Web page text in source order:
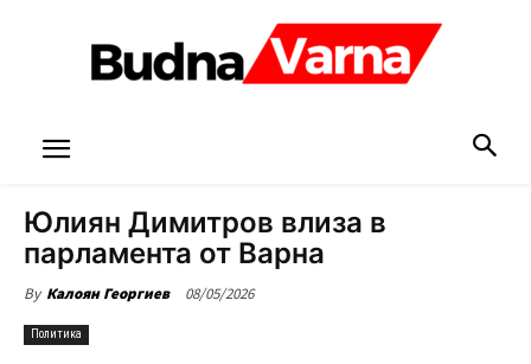
Юлиян Димитров влиза в
парламента от Варна
By Калоян Георгиев 08/05/2026
Политика